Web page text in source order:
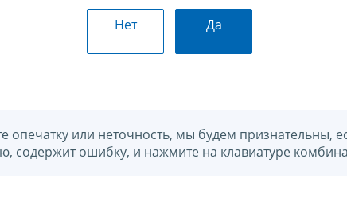
Нет Да
опечатку или неточность, мы будем признательны,
содержит ошибку, и нажмите на клавиатуре